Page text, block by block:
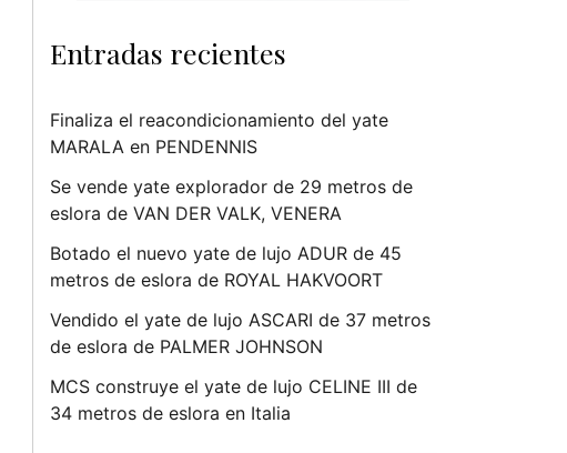
Entradas recientes
Finaliza el reacondicionamiento del yate
MARALA en PENDENNIS
Se vende yate explorador de 29 metros de
eslora de VAN DER VALK, VENERA
Botado el nuevo yate de lujo ADUR de 45
metros de eslora de ROYAL HAKVOORT
Vendido el yate de lujo ASCARI de 37 metros
de eslora de PALMER JOHNSON
MCS construye el yate de lujo CELINE III de
34 metros de eslora en Italia